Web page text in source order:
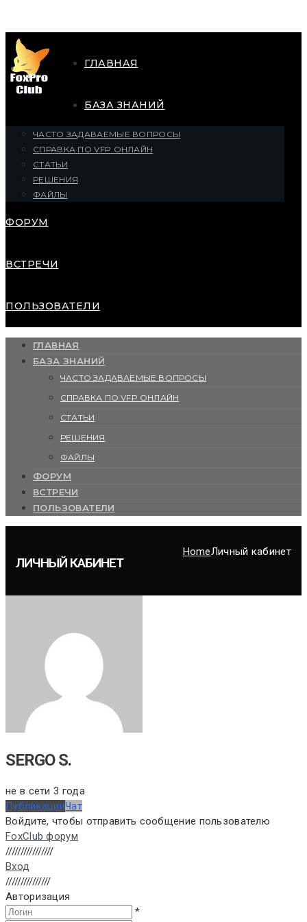
ГЛАВНАЯ
БАЗА ЗНАНИЙ
ЧАСТО ЗАДАВАЕМЫЕ ВОПРОСЫ
СПРАВКА ПО VFP ОНЛАЙН
СТАТЬИ
РЕШЕНИЯ
ФАЙЛЫ
ФОРУМ
ВСТРЕЧИ
ПОЛЬЗОВАТЕЛИ
ГЛАВНАЯ
БАЗА ЗНАНИЙ
ЧАСТО ЗАДАВАЕМЫЕ ВОПРОСЫ
СПРАВКА ПО VFP ОНЛАЙН
СТАТЬИ
РЕШЕНИЯ
ФАЙЛЫ
ФОРУМ
ВСТРЕЧИ
ПОЛЬЗОВАТЕЛИ
HomeЛичный кабинет
ЛИЧНЫЙ КАБИНЕТ
SERGO S.
не в сети 3 года
ПубликацииЧат
Войдите, чтобы отправить сообщение пользователю
FoxClub форум
////////////////
Вход
///////////////
Авторизация
*